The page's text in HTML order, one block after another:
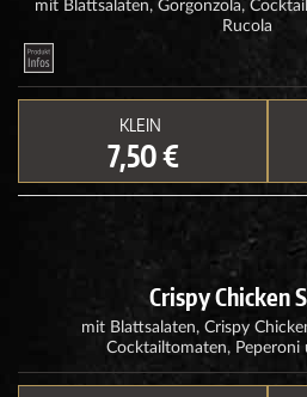
mit Blattsalaten, Gorgonzola,
Rucola
KLEIN
7,50 €
Crispy Chicken
mit Blattsalaten, Crispy
Cocktailtomaten, Peperoni